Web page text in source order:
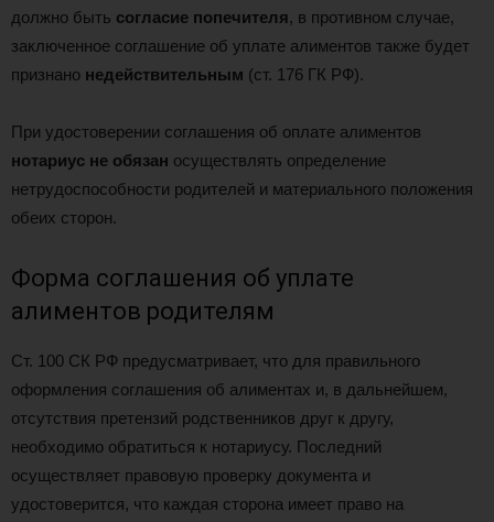
должно быть согласие попечителя, в противном случае,
заключенное соглашение об уплате алиментов также будет
признано недействительным (ст. 176 ГК РФ).
При удостоверении соглашения об оплате алиментов
нотариус не обязан осуществлять определение
нетрудоспособности родителей и материального положения
обеих сторон.
Форма соглашения об уплате
алиментов родителям
Ст. 100 СК РФ предусматривает, что для правильного
оформления соглашения об алиментах и, в дальнейшем,
отсутствия претензий родственников друг к другу,
необходимо обратиться к нотариусу. Последний
осуществляет правовую проверку документа и
удостоверится, что каждая сторона имеет право на